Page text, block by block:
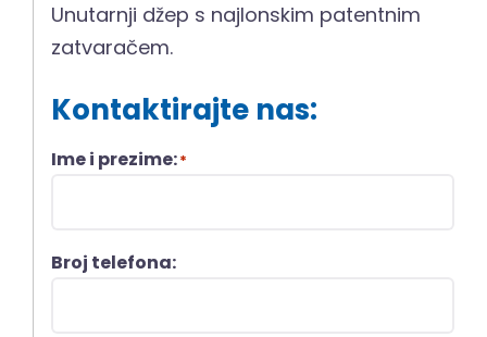
Unutarnji džep s najlonskim patentnim
zatvaračem.
Kontaktirajte nas:
Ime i prezime:*
Broj telefona: